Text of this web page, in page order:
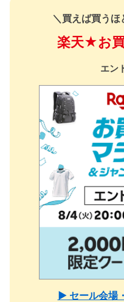
＼買えば買うほ
楽天★お
エン
▶ セール会場